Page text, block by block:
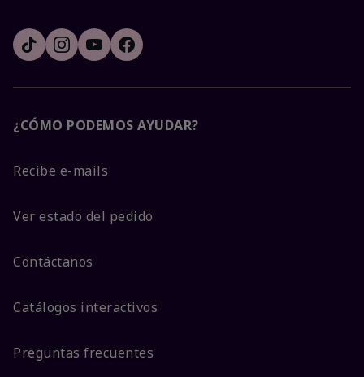
¿CÓMO PODEMOS AYUDAR?
Recibe e-mails
Ver estado del pedido
Contáctanos
Catálogos interactivos
Preguntas frecuentes